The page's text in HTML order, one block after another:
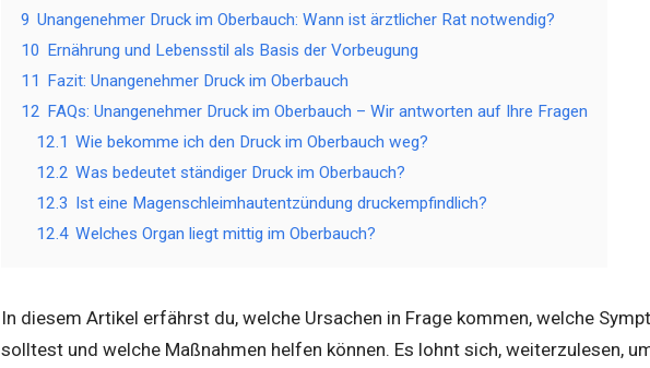
9 Unangenehmer Druck im Oberbauch: Wann ist ärztlicher Rat notwendig?
10 Ernährung und Lebensstil als Basis der Vorbeugung
11 Fazit: Unangenehmer Druck im Oberbauch
12 FAQs: Unangenehmer Druck im Oberbauch – Wir antworten auf Ihre Fragen
12.1 Wie bekomme ich den Druck im Oberbauch weg?
12.2 Was bedeutet ständiger Druck im Oberbauch?
12.3 Ist eine Magenschleimhautentzündung druckempfindlich?
12.4 Welches Organ liegt mittig im Oberbauch?
In diesem Artikel erfährst du, welche Ursachen in Frage kommen, welche
solltest und welche Maßnahmen helfen können. Es lohnt sich, weiterzulesen,